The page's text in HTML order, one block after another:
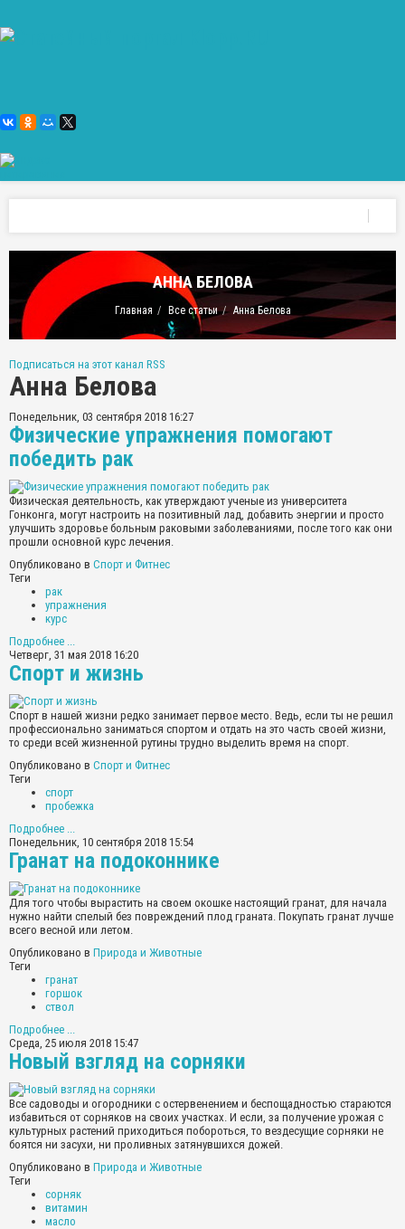
АННА БЕЛОВА
Главная Все статьи Анна Белова
Подписаться на этот канал RSS
Анна Белова
Понедельник, 03 сентября 2018 16:27
Физические упражнения помогают
победить рак
Физическая деятельность, как утверждают ученые из университета
Гонконга, могут настроить на позитивный лад, добавить энергии и просто
улучшить здоровье больным раковыми заболеваниями, после того как они
прошли основной курс лечения.
Опубликовано в Спорт и Фитнес
Теги
рак
упражнения
курс
Подробнее ...
Четверг, 31 мая 2018 16:20
Спорт и жизнь
Спорт в нашей жизни редко занимает первое место. Ведь, если ты не решил
профессионально заниматься спортом и отдать на это часть своей жизни,
то среди всей жизненной рутины трудно выделить время на спорт.
Опубликовано в Спорт и Фитнес
Теги
спорт
пробежка
Подробнее ...
Понедельник, 10 сентября 2018 15:54
Гранат на подоконнике
Для того чтобы вырастить на своем окошке настоящий гранат, для начала
нужно найти спелый без повреждений плод граната. Покупать гранат лучше
всего весной или летом.
Опубликовано в Природа и Животные
Теги
гранат
горшок
ствол
Подробнее ...
Среда, 25 июля 2018 15:47
Новый взгляд на сорняки
Все садоводы и огородники с остервенением и беспощадностью стараются
избавиться от сорняков на своих участках. И если, за получение урожая с
культурных растений приходиться побороться, то вездесущие сорняки не
боятся ни засухи, ни проливных затянувшихся дожей.
Опубликовано в Природа и Животные
Теги
сорняк
витамин
масло